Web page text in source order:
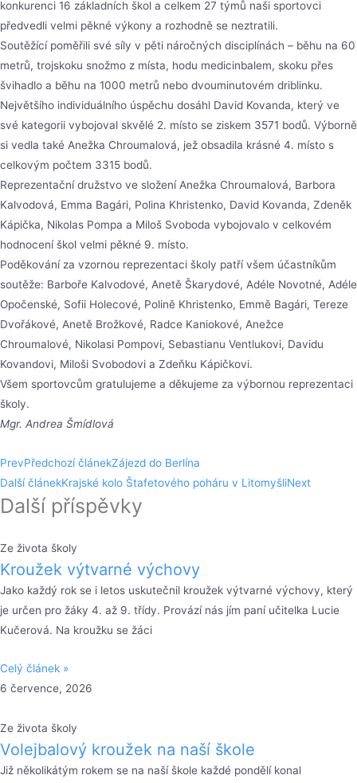
konkurenci 16 základních škol a celkem 27 týmů naši sportovci
předvedli velmi pěkné výkony a rozhodně se neztratili.
Soutěžící poměřili své síly v pěti náročných disciplínách – běhu na 60
metrů, trojskoku snožmo z místa, hodu medicinbalem, skoku přes
švihadlo a běhu na 1000 metrů nebo dvouminutovém driblinku.
Největšího individuálního úspěchu dosáhl David Kovanda, který ve
své kategorii vybojoval skvělé 2. místo se ziskem 3571 bodů. Výborně
si vedla také Anežka Chroumalová, jež obsadila krásné 4. místo s
celkovým počtem 3315 bodů.
Reprezentační družstvo ve složení Anežka Chroumalová, Barbora
Kalvodová, Emma Bagári, Polina Khristenko, David Kovanda, Zdeněk
Kápička, Nikolas Pompa a Miloš Svoboda vybojovalo v celkovém
hodnocení škol velmi pěkné 9. místo.
Poděkování za vzornou reprezentaci školy patří všem účastníkům
soutěže: Barboře Kalvodové, Anetě Škarydové, Adéle Novotné, Adéle
Opočenské, Sofii Holecové, Polině Khristenko, Emmě Bagári, Tereze
Dvořákové, Anetě Brožkové, Radce Kaniokové, Anežce
Chroumalové, Nikolasi Pompovi, Sebastianu Ventlukovi, Davidu
Kovandovi, Miloši Svobodovi a Zdeňku Kápičkovi.
Všem sportovcům gratulujeme a děkujeme za výbornou reprezentaci
školy.
Mgr. Andrea Šmídlová
PrevPředchozí článekZájezd do Berlína
Další článekKrajské kolo Štafetového poháru v LitomyšliNext
Další příspěvky
Ze života školy
Kroužek výtvarné výchovy
Jako každý rok se i letos uskutečnil kroužek výtvarné výchovy, který
je určen pro žáky 4. až 9. třídy. Provází nás jím paní učitelka Lucie
Kučerová. Na kroužku se žáci
Celý článek »
6 července, 2026
Ze života školy
Volejbalový kroužek na naší škole
Již několikátým rokem se na naší škole každé pondělí konal